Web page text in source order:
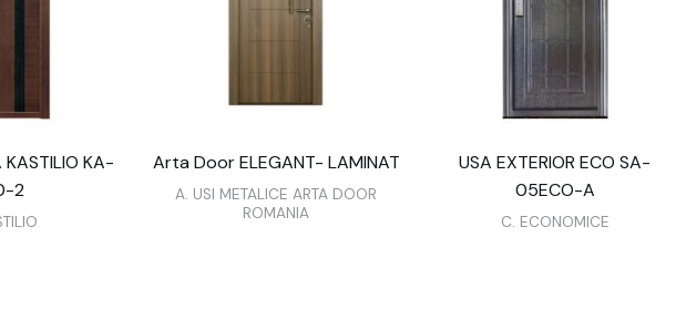
KASTILIO KA-
2
Arta Door ELEGANT- LAMINAT
A. USI METALICE ARTA DOOR
ROMANIA
USA EXTERIOR ECO SA-
05ECO-A
C. ECONOMICE